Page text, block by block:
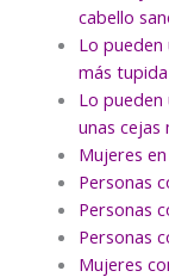
cabello
Lo
más
Lo
unas cejas
Mujeres
Personas
Personas
Personas
Mujeres